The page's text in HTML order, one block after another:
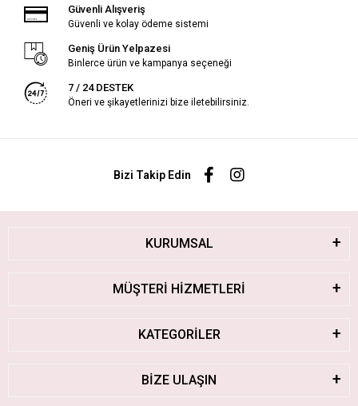
Güvenli Alışveriş
Güvenli ve kolay ödeme sistemi
Geniş Ürün Yelpazesi
Binlerce ürün ve kampanya seçeneği
7 / 24 DESTEK
Öneri ve şikayetlerinizi bize iletebilirsiniz.
Bizi Takip Edin
KURUMSAL
MÜŞTERİ HİZMETLERİ
KATEGORİLER
BİZE ULAŞIN